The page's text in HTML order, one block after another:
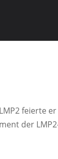
feierte
der